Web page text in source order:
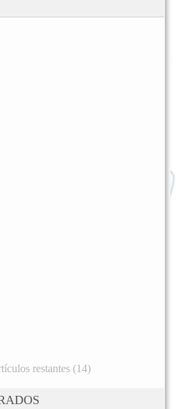
restantes (14)